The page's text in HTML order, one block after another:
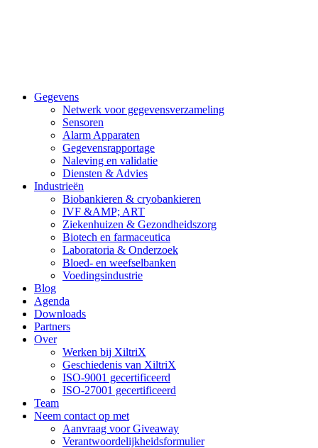
Gegevens
Netwerk voor gegevensverzameling
Sensoren
Alarm Apparaten
Gegevensrapportage
Naleving en validatie
Diensten & Advies
Industrieën
Biobankieren & cryobankieren
IVF &AMP; ART
Ziekenhuizen & Gezondheidszorg
Biotech en farmaceutica
Laboratoria & Onderzoek
Bloed- en weefselbanken
Voedingsindustrie
Blog
Agenda
Downloads
Partners
Over
Werken bij XiltriX
Geschiedenis van XiltriX
ISO-9001 gecertificeerd
ISO-27001 gecertificeerd
Team
Neem contact op met
Aanvraag voor Giveaway
Verantwoordelijkheidsformulier